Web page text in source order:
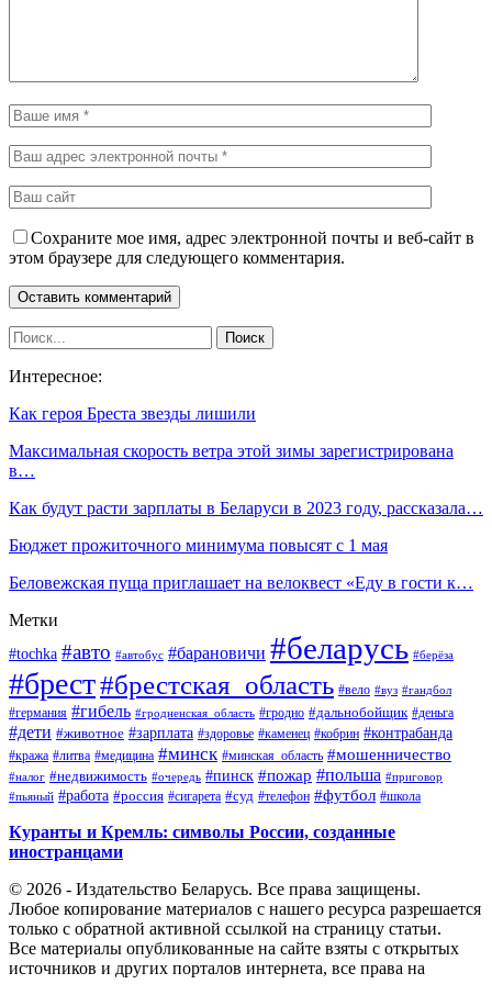
Сохраните мое имя, адрес электронной почты и веб-сайт в
этом браузере для следующего комментария.
Интересное:
Как героя Бреста звезды лишили
Максимальная скорость ветра этой зимы зарегистрирована
в…
Как будут расти зарплаты в Беларуси в 2023 году, рассказала…
Бюджет прожиточного минимума повысят с 1 мая
Беловежская пуща приглашает на велоквест «Еду в гости к…
Метки
#tochka #авто #автобус #барановичи #беларусь #берёза
#брест#брестская_область #вело #вуз #гандбол
#германия #гибель #гродненская_область #гродно #дальнобойщик #деньга
#дети #животное #зарплата #здоровье #каменец #кобрин #контрабанда
#кража #литва #медицина #минск #минская_область #мошенничество
#налог #недвижимость #очередь #пинск #пожар #польша #приговор
#пьяный #работа #россия #сигарета #суд #телефон #футбол #школа
Куранты и Кремль: символы России, созданные
иностранцами
© 2026 - Издательство Беларусь. Все права защищены.
Любое копирование материалов с нашего ресурса разрешается
только с обратной активной ссылкой на страницу статьи.
Все материалы опубликованные на сайте взяты с открытых
источников и других порталов интернета, все права на